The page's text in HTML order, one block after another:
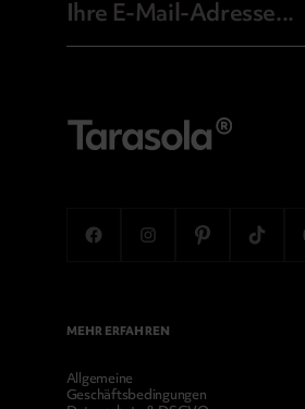
MEHR ERFAHREN
Allgemeine
Geschäftsbedingungen